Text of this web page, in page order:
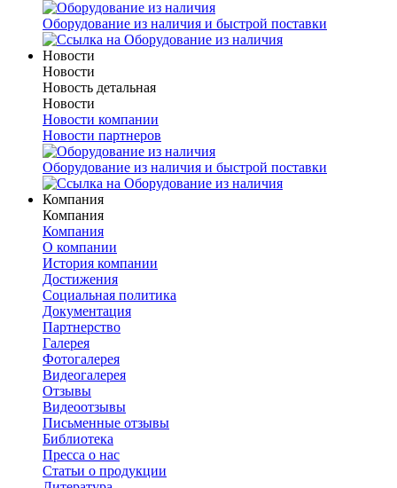
Оборудование из наличия и быстрой поставки
Новости
Новости
Новость детальная
Новости
Новости компании
Новости партнеров
Оборудование из наличия и быстрой поставки
Компания
Компания
Компания
О компании
История компании
Достижения
Социальная политика
Документация
Партнерство
Галерея
Фотогалерея
Видеогалерея
Отзывы
Видеоотзывы
Письменные отзывы
Библиотека
Пресса о нас
Статьи о продукции